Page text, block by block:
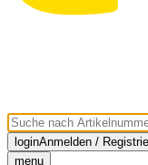
loginAnmelden /
menu